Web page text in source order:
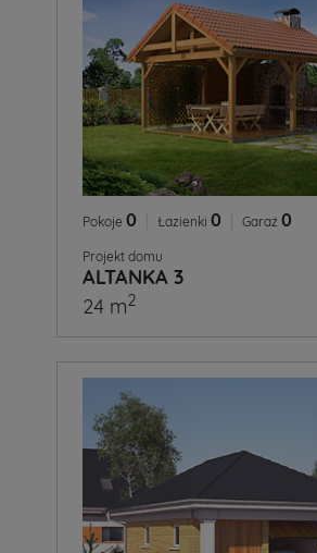
Pokoje 0 Łazienki 0 Garaż 0
Projekt domu
ALTANKA 3
24 m2